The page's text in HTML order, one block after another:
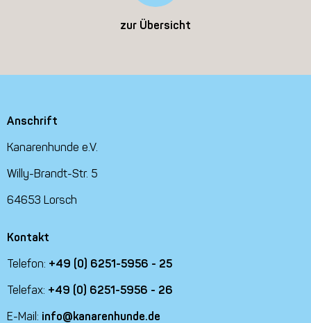
zur Übersicht
Anschrift
Kanarenhunde e.V.
Willy-Brandt-Str. 5
64653 Lorsch
Kontakt
Telefon: +49 (0) 6251-5956 - 25
Telefax: +49 (0) 6251-5956 - 26
E-Mail: info@kanarenhunde.de